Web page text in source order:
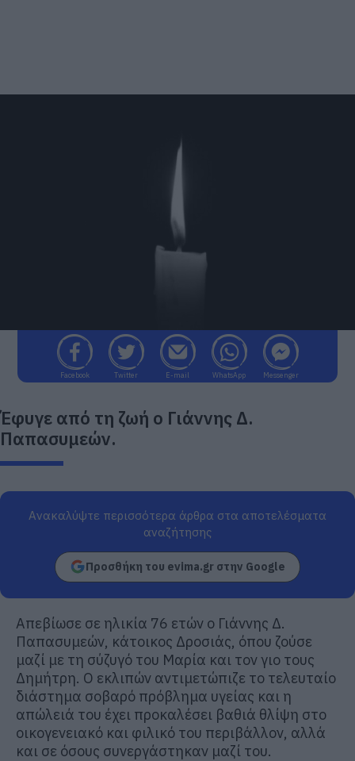
Facebook Twitter E-mail WhatsApp Messenger
Έφυγε από τη ζωή ο Γιάννης Δ.
Παπασυμεών.
Ανακαλύψτε περισσότερα άρθρα στα αποτελέσματα
αναζήτησης
Προσθήκη του evima.gr στην Google
Απεβίωσε σε ηλικία 76 ετών ο Γιάννης Δ.
Παπασυμεών, κάτοικος Δροσιάς, όπου ζούσε
μαζί με τη σύζυγό του Μαρία και τον γιο τους
Δημήτρη. Ο εκλιπών αντιμετώπιζε το τελευταίο
διάστημα σοβαρό πρόβλημα υγείας και η
απώλειά του έχει προκαλέσει βαθιά θλίψη στο
οικογενειακό και φιλικό του περιβάλλον, αλλά
και σε όσους συνεργάστηκαν μαζί του.